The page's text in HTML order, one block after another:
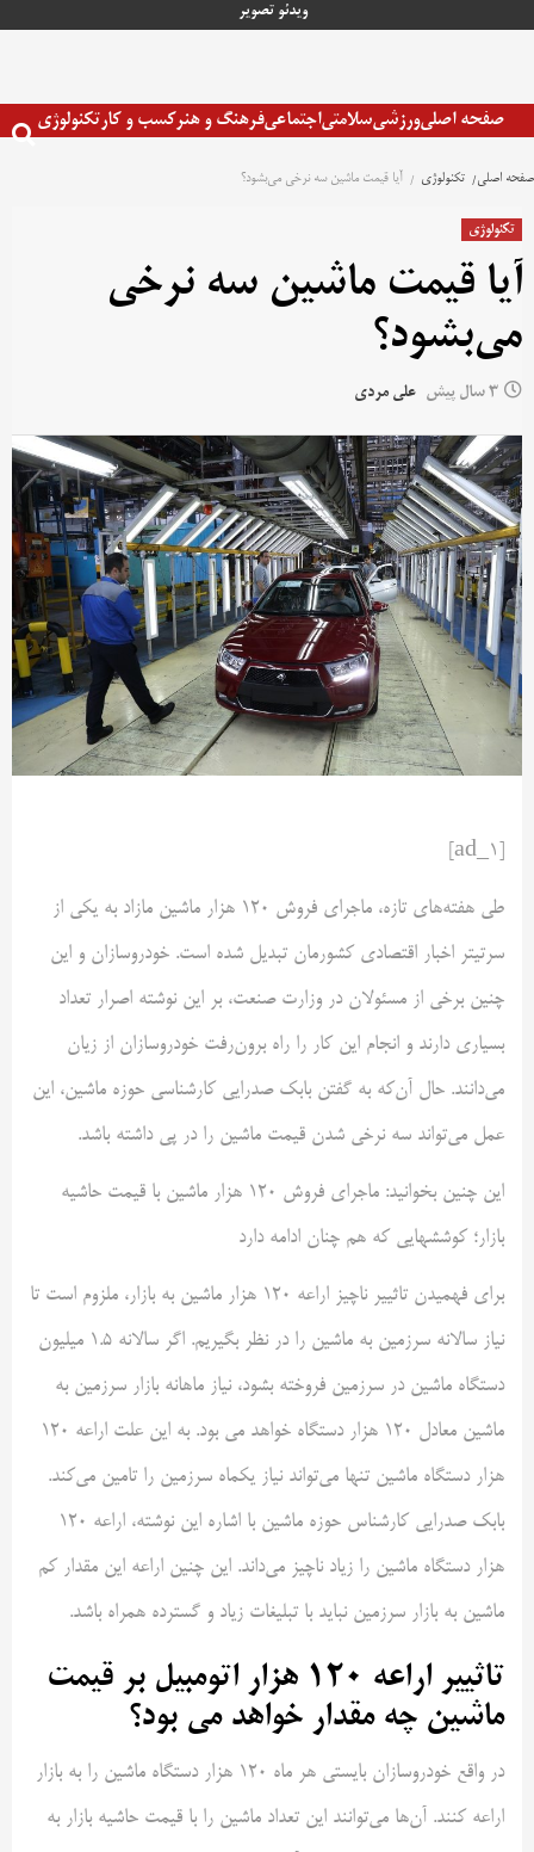
ویدئو تصویر
صفحه اصلیورزشیسلامتیاجتماعیفرهنگ و هنرکسب و کارتکنولوژی
صفحه اصلی تکنولوژی آیا قیمت ماشین سه نرخی می‌بشود؟
تکنولوژی
آیا قیمت ماشین سه نرخی
می‌بشود؟
3 سال پیش علی مردی
طی هفته‌های تازه، ماجرای فروش 120 هزار ماشین مازاد به یکی از
سرتیتر اخبار اقتصادی کشورمان تبدیل شده است. خودروسازان و این
چنین برخی از مسئولان در وزارت صنعت، بر این نوشته اصرار تعداد
بسیاری دارند و انجام این کار را راه برون‌رفت خودروسازان از زیان
می‌دانند. حال آن‌که به گفتن بابک صدرایی کارشناسی حوزه ماشین، این
عمل می‌تواند سه نرخی شدن قیمت ماشین را در پی داشته باشد.
این چنین بخوانید: ماجرای فروش 120 هزار ماشین با قیمت حاشیه
بازار؛ کوششهایی که هم چنان ادامه دارد
برای فهمیدن تاثییر ناچیز اراعه 120 هزار ماشین به بازار، ملزوم است تا
نیاز سالانه سرزمین به ماشین را در نظر بگیریم. اگر سالانه 1.5 میلیون
دستگاه ماشین در سرزمین فروخته بشود، نیاز ماهانه بازار سرزمین به
ماشین معادل 120 هزار دستگاه خواهد می بود. به این علت اراعه 120
هزار دستگاه ماشین تنها می‌تواند نیاز یکماه سرزمین را تامین می‌کند.
بابک صدرایی کارشناس حوزه ماشین با اشاره این نوشته، اراعه 120
هزار دستگاه ماشین را زیاد ناچیز می‌داند. این چنین اراعه این مقدار کم
ماشین به بازار سرزمین نباید با تبلیغات زیاد و گسترده همراه باشد.
تاثییر اراعه 120 هزار اتومبیل بر قیمت
ماشین چه مقدار خواهد می بود؟
در واقع خودروسازان بایستی هر ماه 120 هزار دستگاه ماشین را به بازار
اراعه کنند. آن‌ها می‌توانند این تعداد ماشین را با قیمت حاشیه بازار به